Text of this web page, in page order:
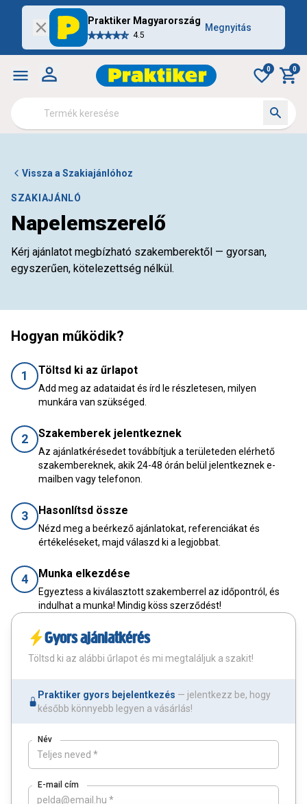
Praktiker Magyarország
4.5
Megnyitás
0 0
Vissza a Szakiajánlóhoz
SZAKIAJÁNLÓ
Napelemszerelő
Kérj ajánlatot megbízható szakemberektől — gyorsan,
egyszerűen, kötelezettség nélkül.
Hogyan működik?
1 Töltsd ki az űrlapot
Add meg az adataidat és írd le részletesen, milyen
munkára van szükséged.
2 Szakemberek jelentkeznek
Az ajánlatkérésedet továbbítjuk a területeden elérhető
szakembereknek, akik 24-48 órán belül jelentkeznek e-
mailben vagy telefonon.
3 Hasonlítsd össze
Nézd meg a beérkező ajánlatokat, referenciákat és
értékeléseket, majd válaszd ki a legjobbat.
4 Munka elkezdése
Egyeztess a kiválasztott szakemberrel az időpontról, és
indulhat a munka! Mindig köss szerződést!
Gyors ajánlatkérés
Töltsd ki az alábbi űrlapot és mi megtaláljuk a szakit!
Praktiker gyors bejelentkezés — jelentkezz be, hogy
később könnyebb legyen a vásárlás!
Név
E-mail cím